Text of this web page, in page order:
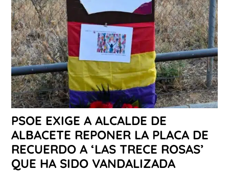
PSOE EXIGE A ALCALDE DE
ALBACETE REPONER LA PLACA DE
RECUERDO A ‘LAS TRECE ROSAS’
QUE HA SIDO VANDALIZADA